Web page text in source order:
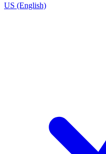
US (English)